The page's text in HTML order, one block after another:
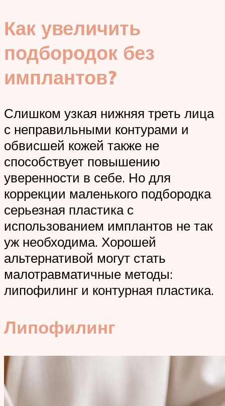
Как увеличить
подбородок без
имплантов?
Слишком узкая нижняя треть лица
с неправильными контурами и
обвисшей кожей также не
способствует повышению
уверенности в себе. Но для
коррекции маленького подбородка
серьезная пластика с
использованием имплантов не так
уж необходима. Хорошей
альтернативой могут стать
малотравматичные методы:
липофилинг и контурная пластика.
Липофилинг